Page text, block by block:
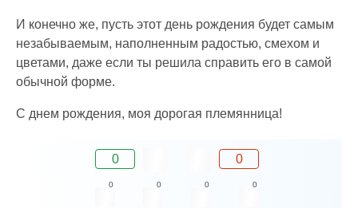
И конечно же, пусть этот день рождения будет самым
незабываемым, наполненным радостью, смехом и
цветами, даже если ты решила справить его в самой
обычной форме.
С днем рождения, моя дорогая племянница!
0 0
0 0 0 0